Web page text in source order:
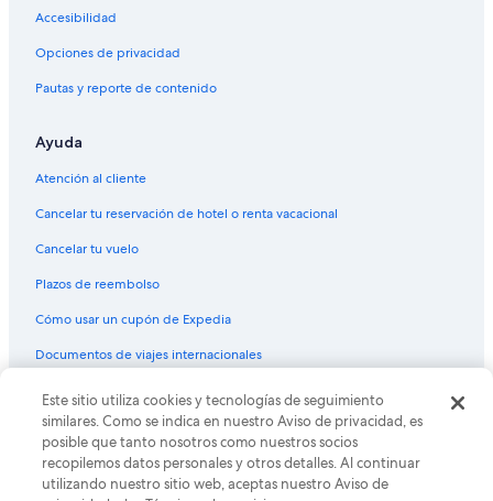
Accesibilidad
Opciones de privacidad
Pautas y reporte de contenido
Ayuda
Atención al cliente
Cancelar tu reservación de hotel o renta vacacional
Cancelar tu vuelo
Plazos de reembolso
Cómo usar un cupón de Expedia
Documentos de viajes internacionales
© 2026 Expedia, Inc., una empresa de Expedia Group. Todos los
derechos reservados. Expedia y el logo de Expedia son marcas
registradas o marcas comerciales de Expedia, Inc. CST# 2029030-50.
Este sitio utiliza cookies y tecnologías de seguimiento
similares. Como se indica en nuestro Aviso de privacidad, es
posible que tanto nosotros como nuestros socios
recopilemos datos personales y otros detalles. Al continuar
utilizando nuestro sitio web, aceptas nuestro Aviso de